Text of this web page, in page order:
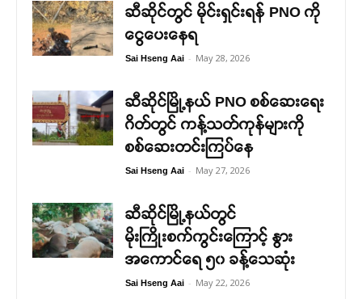
ဆီဆိုင်တွင် မိုင်းရှင်းရန် PNO ကို
ငွေပေးနေရ
Sai Hseng Aai - May 28, 2026
ဆီဆိုင်မြို့နယ် PNO စစ်ဆေးရေး
ဂိတ်တွင် ကန့်သတ်ကုန်များကို
စစ်ဆေးတင်းကြပ်နေ
Sai Hseng Aai - May 27, 2026
ဆီဆိုင်မြို့နယ်တွင်
မိုးကြိုးစက်ကွင်းကြောင့် နွား
အကောင်ရေ ၅၀ ခန့်သေဆုံး
Sai Hseng Aai - May 22, 2026